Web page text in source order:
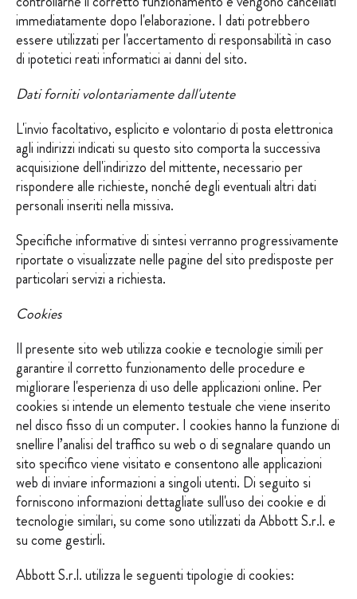
immediatamente dopo l'elaborazione. I dati potrebbero
essere utilizzati per l'accertamento di responsabilità in caso
di ipotetici reati informatici ai danni del sito.
Dati forniti volontariamente dall'utente
L'invio facoltativo, esplicito e volontario di posta elettronica
agli indirizzi indicati su questo sito comporta la successiva
acquisizione dell'indirizzo del mittente, necessario per
rispondere alle richieste, nonché degli eventuali altri dati
personali inseriti nella missiva.
Specifiche informative di sintesi verranno progressivamente
riportate o visualizzate nelle pagine del sito predisposte per
particolari servizi a richiesta.
Cookies
Il presente sito web utilizza cookie e tecnologie simili per
garantire il corretto funzionamento delle procedure e
migliorare l'esperienza di uso delle applicazioni online. Per
cookies si intende un elemento testuale che viene inserito
nel disco fisso di un computer. I cookies hanno la funzione di
snellire l’analisi del traffico su web o di segnalare quando un
sito specifico viene visitato e consentono alle applicazioni
web di inviare informazioni a singoli utenti. Di seguito si
forniscono informazioni dettagliate sull'uso dei cookie e di
tecnologie similari, su come sono utilizzati da Abbott S.r.l. e
su come gestirli.
Abbott S.r.l. utilizza le seguenti tipologie di cookies: